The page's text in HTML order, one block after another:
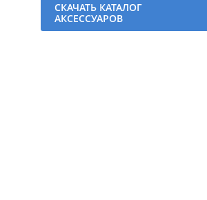
СКАЧАТЬ КАТАЛОГ
АКСЕССУАРОВ